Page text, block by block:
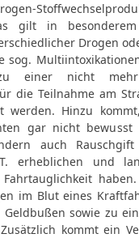
gilt in
Drogen
sog.
einer nicht mehr
die Teilnahme am
werden. Hinzu
gar nicht
auch
erheblichen und
im Blut eines
sowie zu
kommt ein